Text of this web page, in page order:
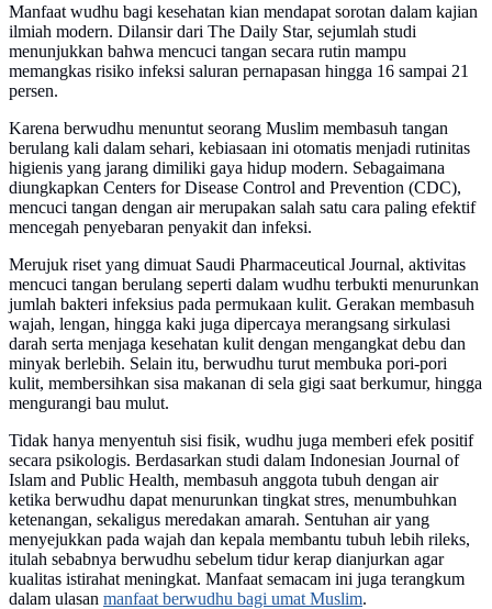
Manfaat wudhu bagi kesehatan kian mendapat sorotan dalam kajian
ilmiah modern. Dilansir dari The Daily Star, sejumlah studi
menunjukkan bahwa mencuci tangan secara rutin mampu
memangkas risiko infeksi saluran pernapasan hingga 16 sampai 21
persen.
Karena berwudhu menuntut seorang Muslim membasuh tangan
berulang kali dalam sehari, kebiasaan ini otomatis menjadi rutinitas
higienis yang jarang dimiliki gaya hidup modern. Sebagaimana
diungkapkan Centers for Disease Control and Prevention (CDC),
mencuci tangan dengan air merupakan salah satu cara paling efektif
mencegah penyebaran penyakit dan infeksi.
Merujuk riset yang dimuat Saudi Pharmaceutical Journal, aktivitas
mencuci tangan berulang seperti dalam wudhu terbukti menurunkan
jumlah bakteri infeksius pada permukaan kulit. Gerakan membasuh
wajah, lengan, hingga kaki juga dipercaya merangsang sirkulasi
darah serta menjaga kesehatan kulit dengan mengangkat debu dan
minyak berlebih. Selain itu, berwudhu turut membuka pori-pori
kulit, membersihkan sisa makanan di sela gigi saat berkumur, hingga
mengurangi bau mulut.
Tidak hanya menyentuh sisi fisik, wudhu juga memberi efek positif
secara psikologis. Berdasarkan studi dalam Indonesian Journal of
Islam and Public Health, membasuh anggota tubuh dengan air
ketika berwudhu dapat menurunkan tingkat stres, menumbuhkan
ketenangan, sekaligus meredakan amarah. Sentuhan air yang
menyejukkan pada wajah dan kepala membantu tubuh lebih rileks,
itulah sebabnya berwudhu sebelum tidur kerap dianjurkan agar
kualitas istirahat meningkat. Manfaat semacam ini juga terangkum
dalam ulasan manfaat berwudhu bagi umat Muslim.